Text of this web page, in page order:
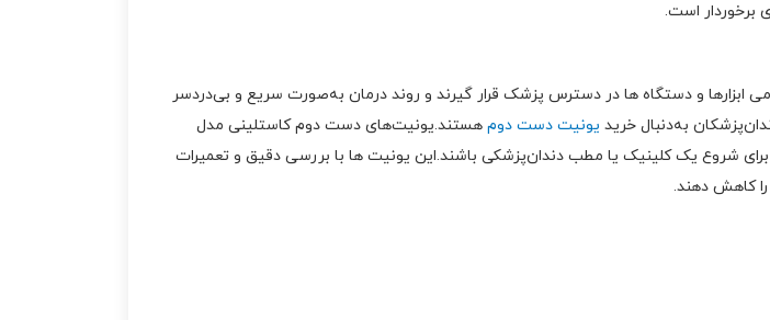
برخوردار است.
و دستگاه‌ ها در دسترس پزشک قرار گیرند و روند درمان به‌صورت سریع و بی‌دردسر
به‌دنبال خرید یونیت دست دوم هستند.یونیت‌های دست دوم کاستلینی مدل
شروع یک کلینیک یا مطب دندان‌پزشکی باشند.این یونیت‌ ها با بررسی دقیق و تعمیرات
را کاهش دهند.